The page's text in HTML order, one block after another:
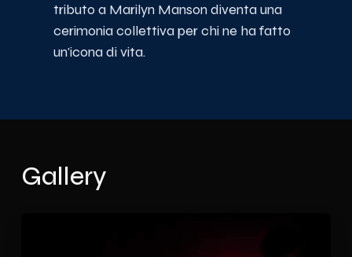
tributo a Marilyn Manson diventa una
cerimonia collettiva per chi ne ha fatto
un'icona di vita.
Gallery